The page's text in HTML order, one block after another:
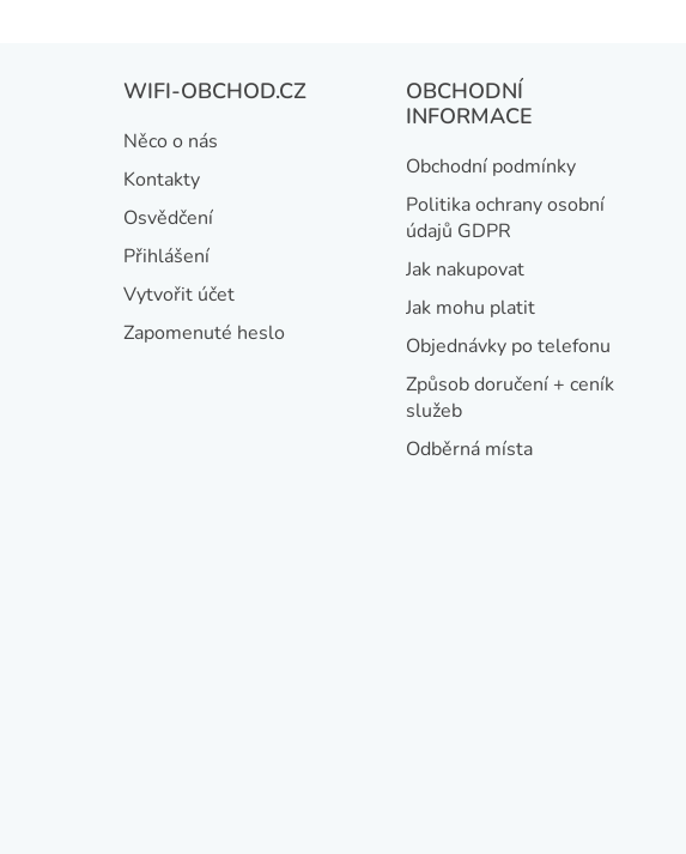
WIFI-OBCHOD.CZ
Něco o nás
Kontakty
Osvědčení
Přihlášení
Vytvořit účet
Zapomenuté heslo
OBCHODNÍ
INFORMACE
Obchodní podmínky
Politika ochrany osobní
údajů GDPR
Jak nakupovat
Jak mohu platit
Objednávky po telefonu
Způsob doručení + ceník
služeb
Odběrná místa